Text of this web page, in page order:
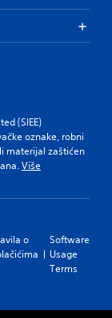
(SIEE)
oznake, robni
materijal zaštićen
Više
o
Software
Usage
Terms